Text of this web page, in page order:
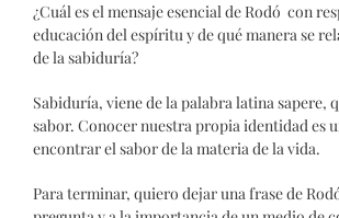
¿Cuál es el mensaje esencial de Rodó con
educación del espíritu y de qué manera se
de la sabiduría?
Sabiduría, viene de la palabra latina sapere,
sabor. Conocer nuestra propia identidad es
encontrar el sabor de la materia de la vida.
Para terminar, quiero dejar una frase de